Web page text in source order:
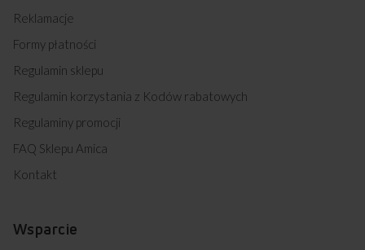
Reklamacje
Formy płatności
Regulamin sklepu
Regulamin korzystania z Kodów rabatowych
Regulaminy promocji
FAQ Sklepu Amica
Kontakt
Wsparcie